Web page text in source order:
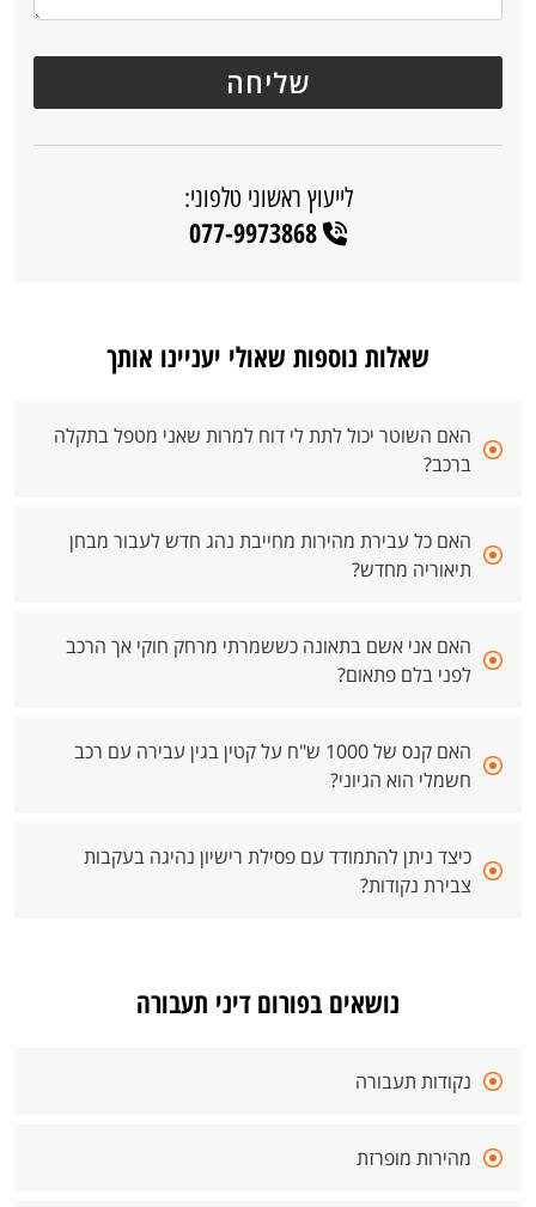
לייעוץ ראשוני טלפוני:
077-9973868
שאלות נוספות שאולי יעניינו אותך
האם השוטר יכול לתת לי דוח למרות שאני מטפל בתקלה
ברכב?
האם כל עבירת מהירות מחייבת נהג חדש לעבור מבחן
תיאוריה מחדש?
האם אני אשם בתאונה כששמרתי מרחק חוקי אך הרכב
לפני בלם פתאום?
האם קנס של 1000 ש"ח על קטין בגין עבירה עם רכב
חשמלי הוא הגיוני?
כיצד ניתן להתמודד עם פסילת רישיון נהיגה בעקבות
צבירת נקודות?
נושאים בפורום דיני תעבורה
נקודות תעבורה
מהירות מופרזת